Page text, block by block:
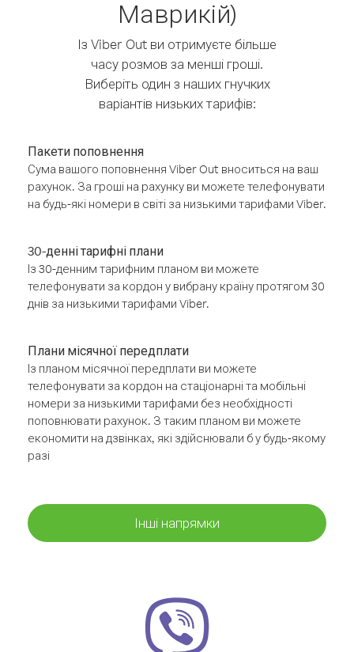
Маврикій)
Із Viber Out ви отримуєте більше
часу розмов за менші гроші.
Виберіть один з наших гнучких
варіантів низьких тарифів:
Пакети поповнення
Сума вашого поповнення Viber Out вноситься на ваш
рахунок. За гроші на рахунку ви можете телефонувати
на будь-які номери в світі за низькими тарифами Viber.
30-денні тарифні плани
Із 30-денним тарифним планом ви можете
телефонувати за кордон у вибрану країну протягом 30
днів за низькими тарифами Viber.
Плани місячної передплати
Із планом місячної передплати ви можете
телефонувати за кордон на стаціонарні та мобільні
номери за низькими тарифами без необхідності
поповнювати рахунок. З таким планом ви можете
економити на дзвінках, які здійснювали б у будь-якому
разі
Інші напрямки